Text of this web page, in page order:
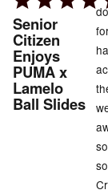
5
out
of
5
Senior
Citizen
Enjoys
PUMA x
Lamelo
Ball Slides